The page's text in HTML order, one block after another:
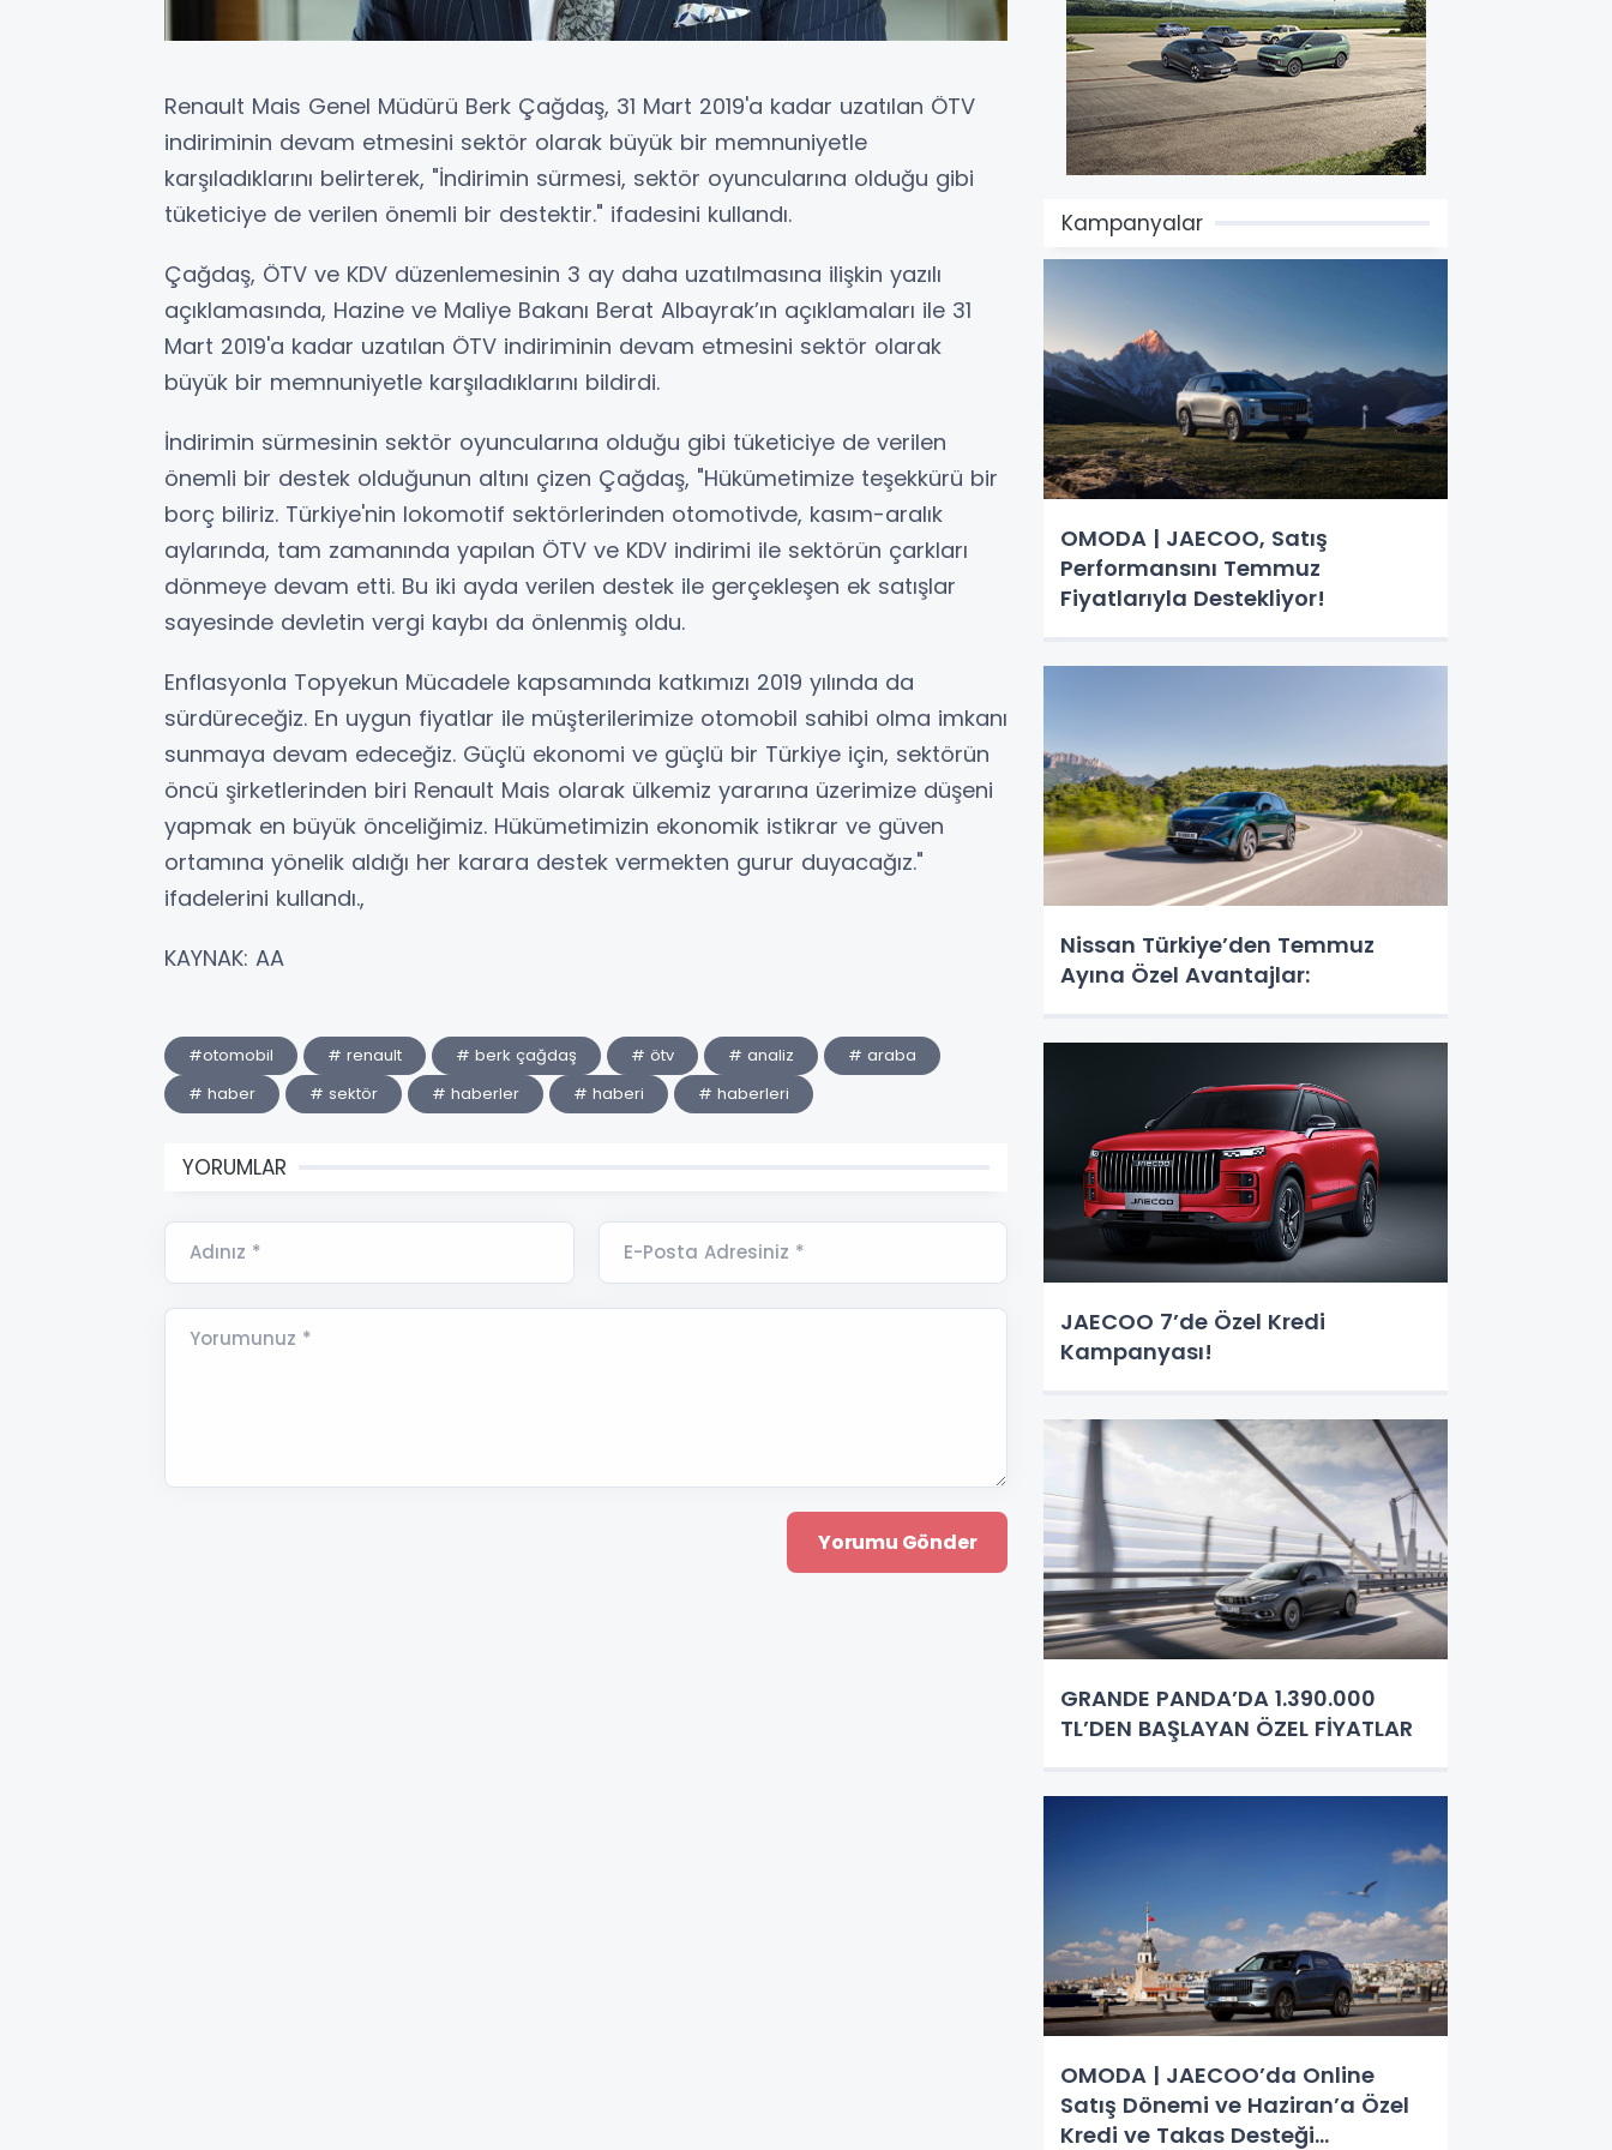
Renault Mais Genel Müdürü Berk Çağdaş, 31 Mart 2019'a kadar uzatılan ÖTV
indiriminin devam etmesini sektör olarak büyük bir memnuniyetle
karşıladıklarını belirterek, "İndirimin sürmesi, sektör oyuncularına olduğu gibi
tüketiciye de verilen önemli bir destektir." ifadesini kullandı.
Çağdaş, ÖTV ve KDV düzenlemesinin 3 ay daha uzatılmasına ilişkin yazılı
açıklamasında, Hazine ve Maliye Bakanı Berat Albayrak’ın açıklamaları ile 31
Mart 2019'a kadar uzatılan ÖTV indiriminin devam etmesini sektör olarak
büyük bir memnuniyetle karşıladıklarını bildirdi.
İndirimin sürmesinin sektör oyuncularına olduğu gibi tüketiciye de verilen
önemli bir destek olduğunun altını çizen Çağdaş, "Hükümetimize teşekkürü bir
borç biliriz. Türkiye'nin lokomotif sektörlerinden otomotivde, kasım-aralık
aylarında, tam zamanında yapılan ÖTV ve KDV indirimi ile sektörün çarkları
dönmeye devam etti. Bu iki ayda verilen destek ile gerçekleşen ek satışlar
sayesinde devletin vergi kaybı da önlenmiş oldu.
Enflasyonla Topyekun Mücadele kapsamında katkımızı 2019 yılında da
sürdüreceğiz. En uygun fiyatlar ile müşterilerimize otomobil sahibi olma imkanı
sunmaya devam edeceğiz. Güçlü ekonomi ve güçlü bir Türkiye için, sektörün
öncü şirketlerinden biri Renault Mais olarak ülkemiz yararına üzerimize düşeni
yapmak en büyük önceliğimiz. Hükümetimizin ekonomik istikrar ve güven
ortamına yönelik aldığı her karara destek vermekten gurur duyacağız."
ifadelerini kullandı.,
KAYNAK: AA
#otomobil # renault # berk çağdaş # ötv # analiz
# araba
# haber
# sektör # haberler # haberi # haberleri
YORUMLAR
Adınız * E-Posta Adresiniz *
Yorumunuz *
Kampanyalar
OMODA | JAECOO, Satış
Performansını Temmuz
Fiyatlarıyla Destekliyor!
Nissan Türkiye’den Temmuz
Ayına Özel Avantajlar:
JAECOO 7’de Özel Kredi
Kampanyası!
GRANDE PANDA’DA 1.390.000
TL’DEN BAŞLAYAN ÖZEL FİYATLAR
OMODA | JAECOO’da Online
Satış Dönemi ve Haziran’a Özel
Kredi ve Takas Desteği